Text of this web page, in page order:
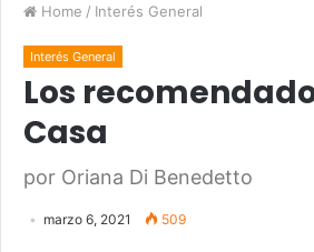
Home / Interés General
Interés General
Los
Casa
por Oriana Di Benedetto
marzo 6, 2021 509